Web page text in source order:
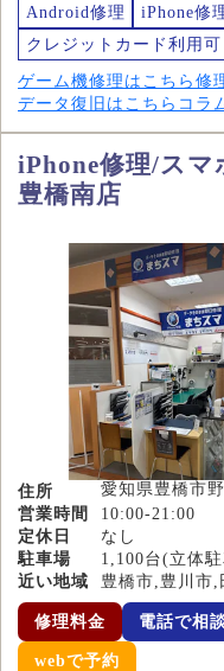
Android修理 iPhone修
クレジットカード利用可
ゲーム機修理はこちら 修
データ復旧はこちら コラ
iPhone修理/ス
豊橋南店
住所
愛知県豊橋市
営業時間
10:00-21:00
定休日
なし
駐車場
1,100台(立体
近い地域
豊橋市,豊川市
修理料金 電話で相
webで予約